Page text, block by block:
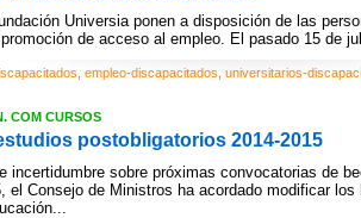
Universia ponen a disposición de las
de acceso al empleo. El pasado 15 de
empleo-discapacitados universitarios-
COM CURSOS
postobligatorios 2014-2015
incertidumbre sobre próximas convocatorias de
el Consejo de Ministros ha acordado modificar